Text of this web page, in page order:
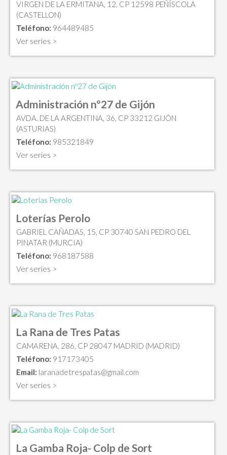
VIRGEN DE LA ERMITANA, 12, CP 12598 PEÑÍSCOLA
(CASTELLON)
Teléfono: 964489485
Ver series >
Administración nº27 de Gijón
AVDA. DE LA ARGENTINA, 36, CP 33212 GIJÓN
(ASTURIAS)
Teléfono: 985321849
Ver series >
Loterías Perolo
GABRIEL CAÑADAS, 15, CP 30740 SAN PEDRO DEL
PINATAR (MURCIA)
Teléfono: 968187588
Ver series >
La Rana de Tres Patas
CAMARENA, 286, CP 28047 MADRID (MADRID)
Teléfono: 917173405
Email: laranadetrespatas@gmail.com
Ver series >
La Gamba Roja- Colp de Sort